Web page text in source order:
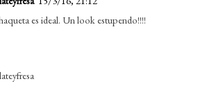
es ideal. Un look estupendo!!!!